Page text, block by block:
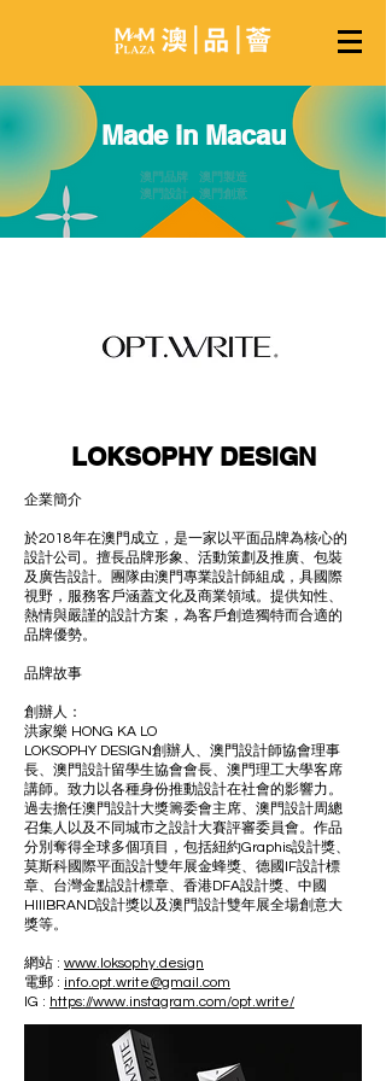
Made in Macau
澳門品牌 澳門製造
澳門設計 澳門創意
LOKSOPHY DESIGN
企業簡介
於2018年在澳門成立，是一家以平面品牌為核心的
設計公司。擅長品牌形象、活動策劃及推廣、包裝
及廣告設計。團隊由澳門專業設計師組成，具國際
視野，服務客戶涵蓋文化及商業領域。提供知性、
熱情與嚴謹的設計方案，為客戶創造獨特而合適的
品牌優勢。
​品牌故事
創辦人：
洪家樂 HONG KA LO
LOKSOPHY DESIGN創辦人、澳門設計師協會理事
長、澳門設計留學生協會會長、澳門理工大學客席
講師。致力以各種身份推動設計在社會的影響力。
過去擔任澳門設計大獎籌委會主席、澳門設計周總
召集人以及不同城市之設計大賽評審委員會。作品
分別奪得全球多個項目，包括紐約Graphis設計獎、
莫斯科國際平面設計雙年展金蜂獎、德國IF設計標
章、台灣金點設計標章、香港DFA設計獎、中國
HIIIBRAND設計獎以及澳門設計雙年展全場創意大
獎等。
網站 : www.loksophy.design
電郵 : info.opt.write@gmail.com
IG : https://www.instagram.com/opt.write/